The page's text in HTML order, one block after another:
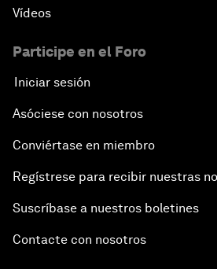
Vídeos
Participe en el Foro
Iniciar sesión
Asóciese con nosotros
Conviértase en miembro
Regístrese para recibir nuestras
Suscríbase a nuestros boletines
Contacte con nosotros